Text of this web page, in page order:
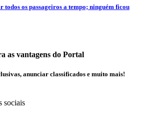
os passageiros a tempo; ninguém ficou
as vantagens do Portal
anunciar classificados e muito mais!
sociais